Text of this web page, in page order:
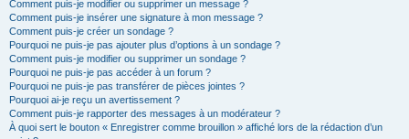
Comment puis-je modifier ou supprimer un message ?
Comment puis-je insérer une signature à mon message ?
Comment puis-je créer un sondage ?
Pourquoi ne puis-je pas ajouter plus d’options à un sondage ?
Comment puis-je modifier ou supprimer un sondage ?
Pourquoi ne puis-je pas accéder à un forum ?
Pourquoi ne puis-je pas transférer de pièces jointes ?
Pourquoi ai-je reçu un avertissement ?
Comment puis-je rapporter des messages à un modérateur ?
À quoi sert le bouton « Enregistrer comme brouillon » affiché lors de la rédaction d’un